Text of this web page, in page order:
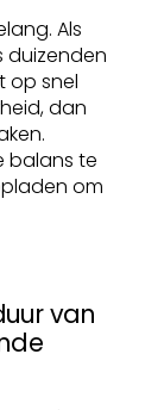
Als
duizenden
op snel
dan
balans te
om
van